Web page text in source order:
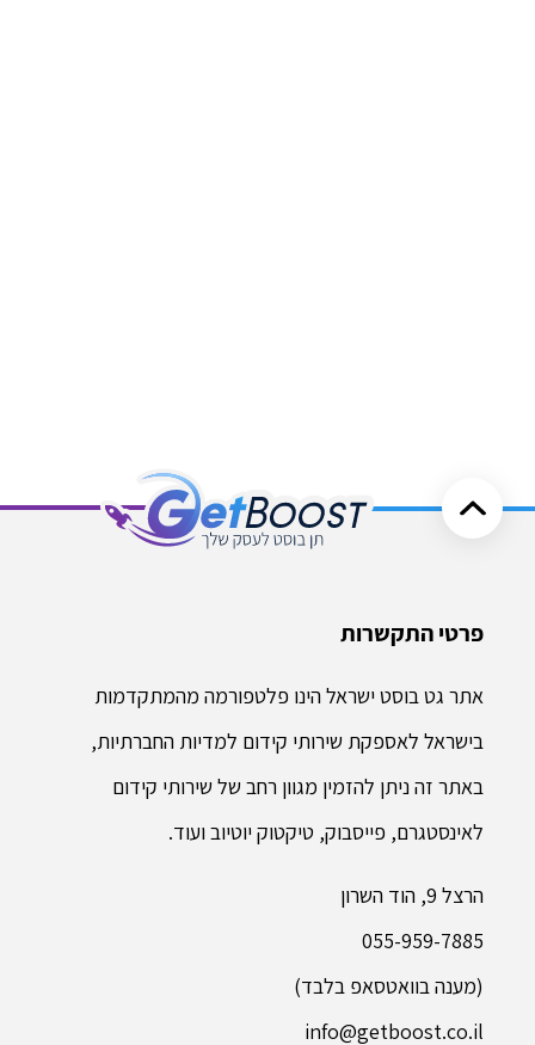
פרטי התקשרות
אתר גט בוסט ישראל הינו פלטפורמה מהמתקדמות
בישראל לאספקת שירותי קידום למדיות החברתיות,
באתר זה ניתן להזמין מגוון רחב של שירותי קידום
לאינסטגרם, פייסבוק, טיקטוק יוטיוב ועוד.
הרצל 9, הוד השרון
055-959-7885
(מענה בוואטסאפ בלבד)
info@getboost.co.il